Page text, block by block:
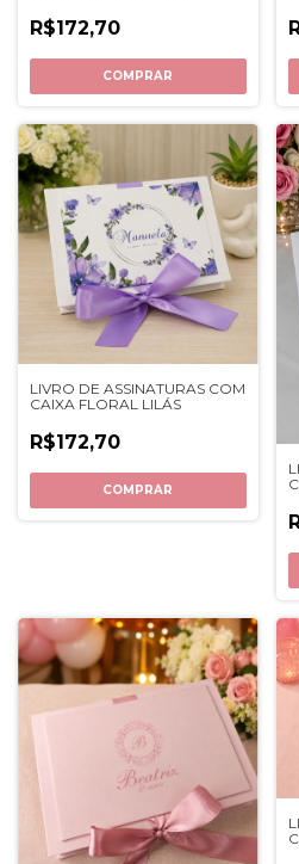
R$172,70
COMPRAR
LIVRO DE ASSINATURAS COM
CAIXA FLORAL LILÁS
R$172,70
COMPRAR